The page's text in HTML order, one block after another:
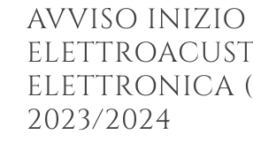
AVVISO
ELETTRONICA
2023/2024